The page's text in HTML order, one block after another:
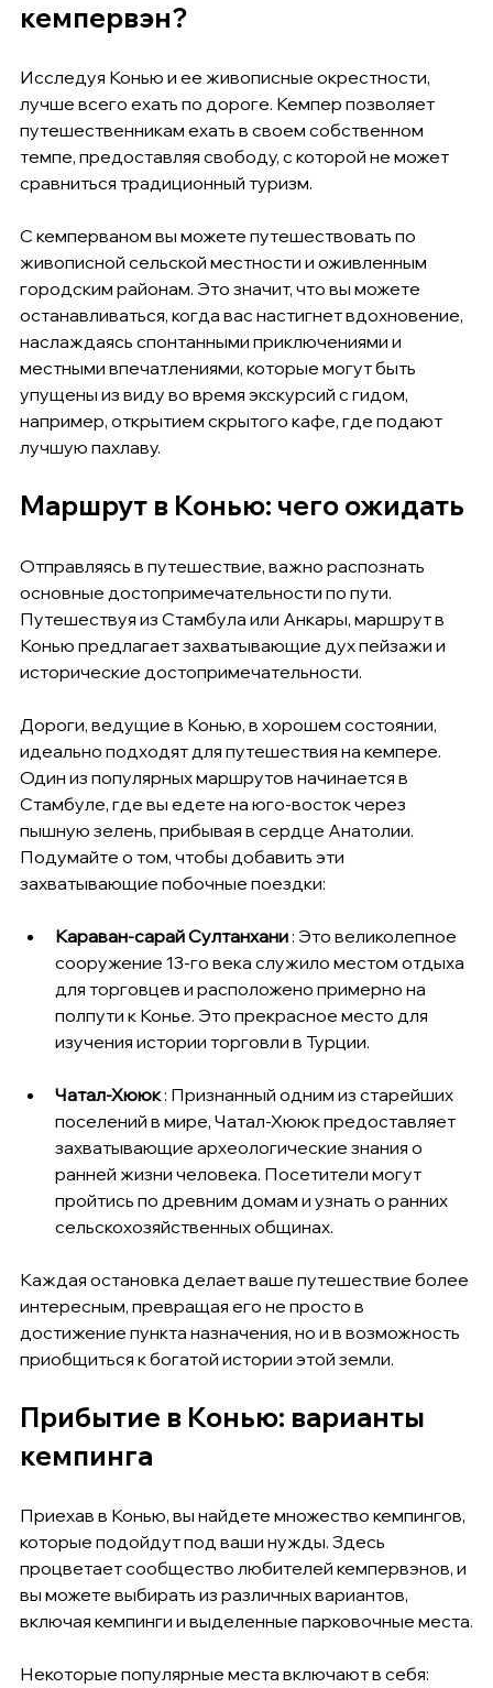
кемпервэн?
Исследуя Конью и ее живописные окрестности,
лучше всего ехать по дороге. Кемпер позволяет
путешественникам ехать в своем собственном
темпе, предоставляя свободу, с которой не может
сравниться традиционный туризм.
С кемперваном вы можете путешествовать по
живописной сельской местности и оживленным
городским районам. Это значит, что вы можете
останавливаться, когда вас настигнет вдохновение,
наслаждаясь спонтанными приключениями и
местными впечатлениями, которые могут быть
упущены из виду во время экскурсий с гидом,
например, открытием скрытого кафе, где подают
лучшую пахлаву.
Маршрут в Конью: чего ожидать
Отправляясь в путешествие, важно распознать
основные достопримечательности по пути.
Путешествуя из Стамбула или Анкары, маршрут в
Конью предлагает захватывающие дух пейзажи и
исторические достопримечательности.
Дороги, ведущие в Конью, в хорошем состоянии,
идеально подходят для путешествия на кемпере.
Один из популярных маршрутов начинается в
Стамбуле, где вы едете на юго-восток через
пышную зелень, прибывая в сердце Анатолии.
Подумайте о том, чтобы добавить эти
захватывающие побочные поездки:
Караван-сарай Султанхани : Это великолепное
сооружение 13-го века служило местом отдыха
для торговцев и расположено примерно на
полпути к Конье. Это прекрасное место для
изучения истории торговли в Турции.
Чатал-Хююк : Признанный одним из старейших
поселений в мире, Чатал-Хююк предоставляет
захватывающие археологические знания о
ранней жизни человека. Посетители могут
пройтись по древним домам и узнать о ранних
сельскохозяйственных общинах.
Каждая остановка делает ваше путешествие более
интересным, превращая его не просто в
достижение пункта назначения, но и в возможность
приобщиться к богатой истории этой земли.
Прибытие в Конью: варианты
кемпинга
Приехав в Конью, вы найдете множество кемпингов,
которые подойдут под ваши нужды. Здесь
процветает сообщество любителей кемпервэнов, и
вы можете выбирать из различных вариантов,
включая кемпинги и выделенные парковочные места.
Некоторые популярные места включают в себя: